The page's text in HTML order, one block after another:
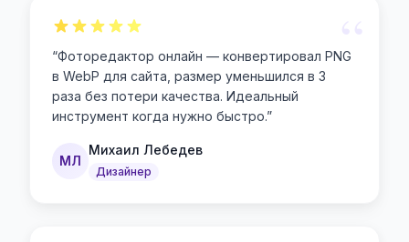
“
“Фоторедактор онлайн — конвертировал PNG
в WebP для сайта, размер уменьшился в 3
раза без потери качества. Идеальный
инструмент когда нужно быстро.”
МЛ
Михаил Лебедев
Дизайнер